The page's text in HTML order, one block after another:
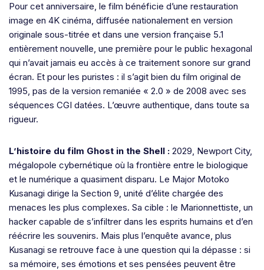
Pour cet anniversaire, le film bénéficie d’une restauration
image en 4K cinéma, diffusée nationalement en version
originale sous-titrée et dans une version française 5.1
entièrement nouvelle, une première pour le public hexagonal
qui n’avait jamais eu accès à ce traitement sonore sur grand
écran. Et pour les puristes : il s’agit bien du film original de
1995, pas de la version remaniée « 2.0 » de 2008 avec ses
séquences CGI datées. L’œuvre authentique, dans toute sa
rigueur.
L’histoire du film Ghost in the Shell : 2029, Newport City,
mégalopole cybernétique où la frontière entre le biologique
et le numérique a quasiment disparu. Le Major Motoko
Kusanagi dirige la Section 9, unité d’élite chargée des
menaces les plus complexes. Sa cible : le Marionnettiste, un
hacker capable de s’infiltrer dans les esprits humains et d’en
réécrire les souvenirs. Mais plus l’enquête avance, plus
Kusanagi se retrouve face à une question qui la dépasse : si
sa mémoire, ses émotions et ses pensées peuvent être